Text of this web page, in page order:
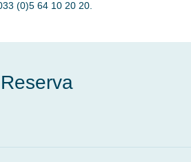
(0)5 64 10 20 20.
Reserva